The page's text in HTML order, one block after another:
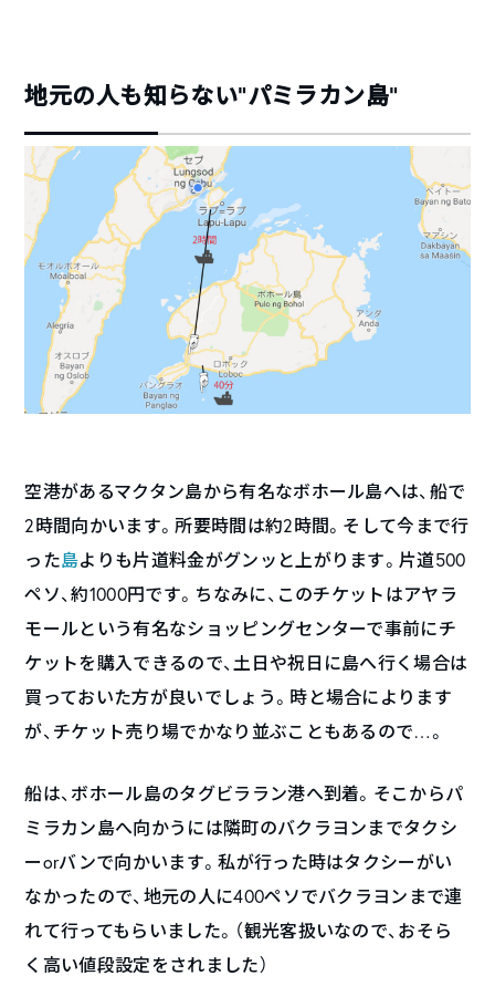
地元の人も知らない“パミラカン島”
空港があるマクタン島から有名なボホール島へは、船で
2時間向かいます。所要時間は約2時間。そして今まで行
った島よりも片道料金がグンッと上がります。片道500
ペソ、約1000円です。ちなみに、このチケットはアヤラ
モールという有名なショッピングセンターで事前にチ
ケットを購入できるので、土日や祝日に島へ行く場合は
買っておいた方が良いでしょう。時と場合によります
が、チケット売り場でかなり並ぶこともあるので…。
船は、ボホール島のタグビララン港へ到着。そこからパ
ミラカン島へ向かうには隣町のバクラヨンまでタクシ
ーorバンで向かいます。私が行った時はタクシーがい
なかったので、地元の人に400ペソでバクラヨンまで連
れて行ってもらいました。（観光客扱いなので、おそら
く高い値段設定をされました）